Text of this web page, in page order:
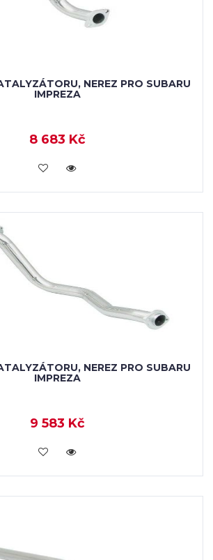
NEREZ PRO SUBARU
IMPREZA
8 683 Kč
KOUPIT
NEREZ PRO SUBARU
IMPREZA
9 583 Kč
KOUPIT